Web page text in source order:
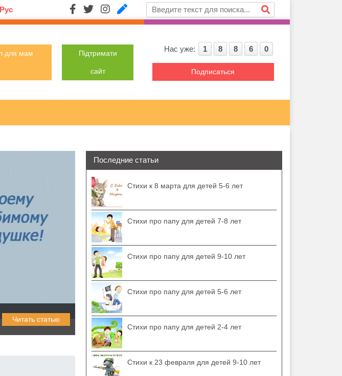
Рус
для мам Підтримати
сайт
Нас уже: 1 8 8 6 0
Подписаться
Читать статью
Последние статьи
Стихи к 8 марта для детей 5-6 лет
Стихи про папу для детей 7-8 лет
Стихи про папу для детей 9-10 лет
Стихи про папу для детей 5-6 лет
Стихи про папу для детей 2-4 лет
Стихи к 23 февраля для детей 9-10 лет